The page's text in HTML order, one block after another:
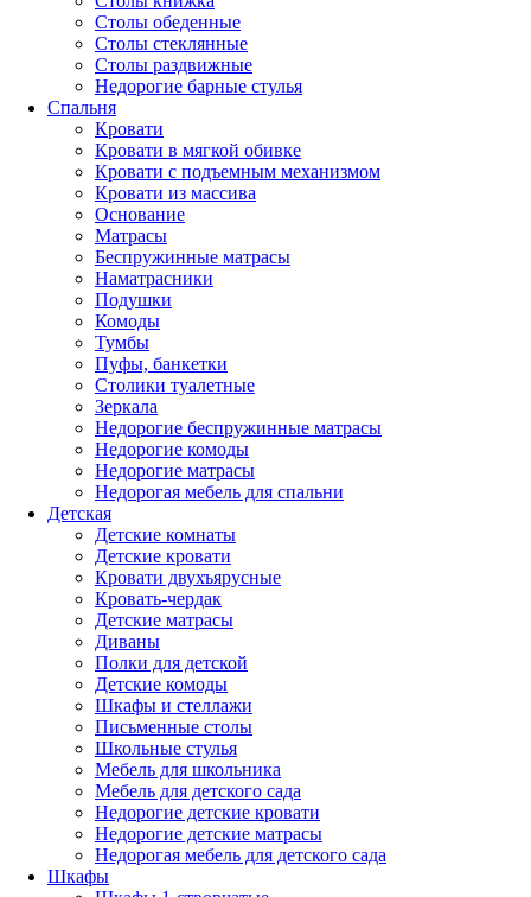
Столы обеденные
Столы стеклянные
Столы раздвижные
Недорогие барные стулья
Спальня
Кровати
Кровати в мягкой обивке
Кровати с подъемным механизмом
Кровати из массива
Основание
Матрасы
Беспружинные матрасы
Наматрасники
Подушки
Комоды
Тумбы
Пуфы, банкетки
Столики туалетные
Зеркала
Недорогие беспружинные матрасы
Недорогие комоды
Недорогие матрасы
Недорогая мебель для спальни
Детская
Детские комнаты
Детские кровати
Кровати двухъярусные
Кровать-чердак
Детские матрасы
Диваны
Полки для детской
Детские комоды
Шкафы и стеллажи
Письменные столы
Школьные стулья
Мебель для школьника
Мебель для детского сада
Недорогие детские кровати
Недорогие детские матрасы
Недорогая мебель для детского сада
Шкафы